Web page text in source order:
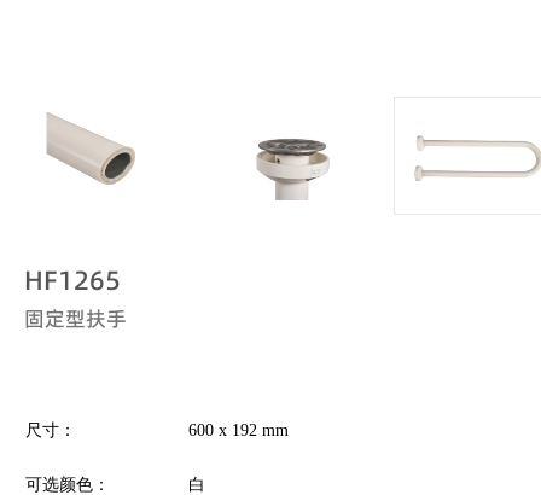
HF1265
固定型扶手
尺寸： 600 x 192 mm
可选颜色： 白